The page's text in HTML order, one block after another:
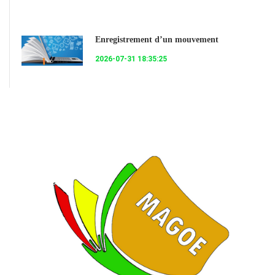
Enregistrement d’un mouvement
2026-07-31 18:35:25